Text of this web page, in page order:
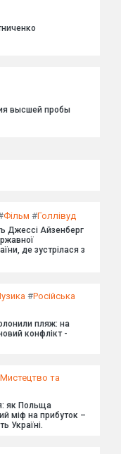
высшей пробы
Фільм #Голлівуд
Джессі Айзенберг
де зустрілася з
#Російська
пляж: на
конфлікт -
Мистецтво та
як Польща
міф на прибуток –
Україні.